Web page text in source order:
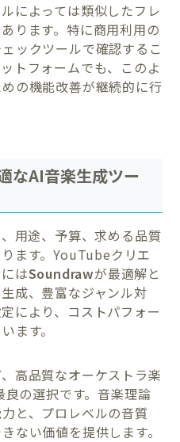
によっては類似したフレ
ります。特に商用利用の
ックツールで確認するこ
トフォームでも、このよ
の機能改善が継続的に行
なAI音楽生成ツー
用途、予算、求める品質
ます。YouTubeクリエ
はSoundrawが最適解と
成、豊富なジャンル対
により、コストパフォー
ます。
高品質なオーケストラ楽
良の選択です。音楽理論
と、プロレベルの音質
ない価値を提供します。